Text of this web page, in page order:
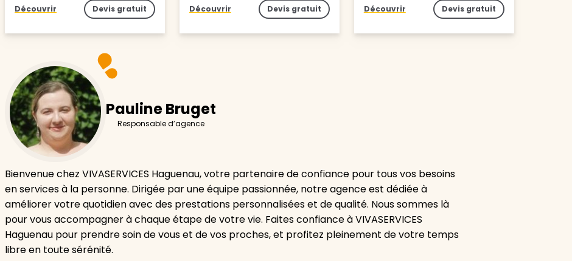
Découvrir Devis gratuit Découvrir Devis gratuit Découvrir Devis gratuit
Pauline Bruget
Responsable d’agence
Bienvenue chez VIVASERVICES Haguenau, votre partenaire de confiance pour tous vos besoins
en services à la personne. Dirigée par une équipe passionnée, notre agence est dédiée à
améliorer votre quotidien avec des prestations personnalisées et de qualité. Nous sommes là
pour vous accompagner à chaque étape de votre vie. Faites confiance à VIVASERVICES
Haguenau pour prendre soin de vous et de vos proches, et profitez pleinement de votre temps
libre en toute sérénité.